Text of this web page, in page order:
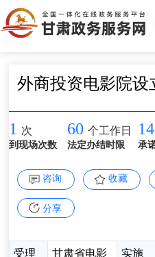
外商投资电影院设
1 次
到现场次数
60 个工作日
法定办结时限
14
承
咨询 收藏
分享
受理
甘肃省电影
实施